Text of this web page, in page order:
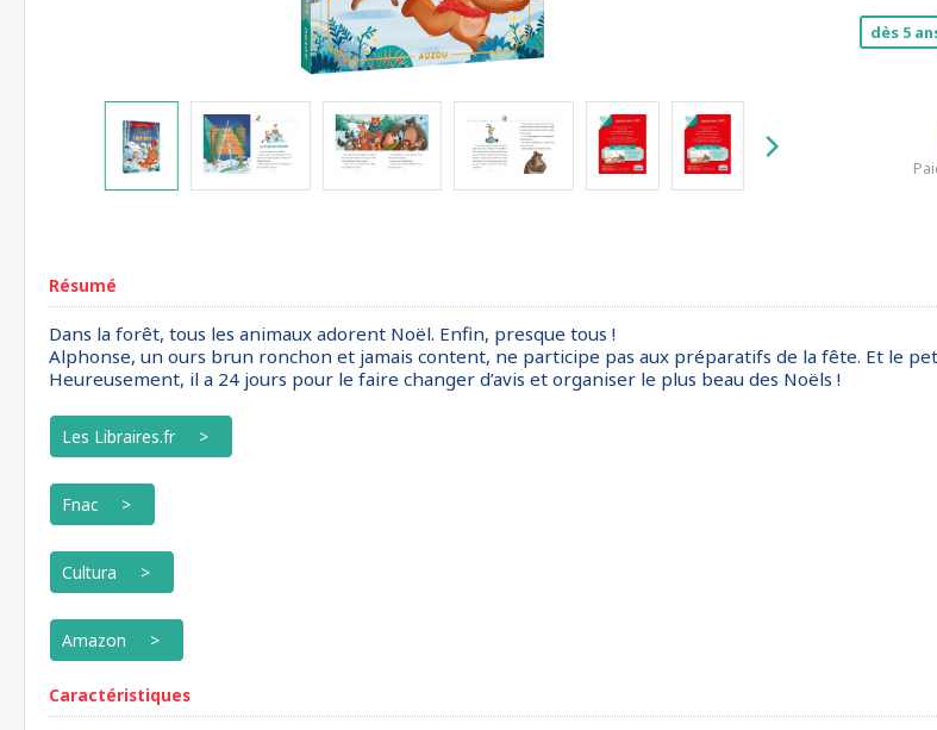
dès 5
Résumé
Dans la forêt, tous les animaux adorent Noël. Enfin, presque tous !
Alphonse, un ours brun ronchon et jamais content, ne participe pas aux préparatifs de la fête. Et le
Heureusement, il a 24 jours pour le faire changer d’avis et organiser le plus beau des Noëls !
Les Libraires.fr
Fnac
Cultura
Amazon
Caractéristiques